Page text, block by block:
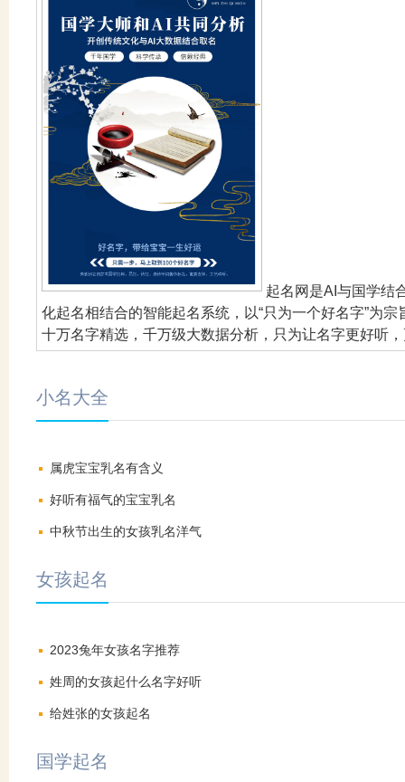
起名网是AI与国学结
化起名相结合的智能起名系统，以“只为一个好名字”为
十万名字精选，千万级大数据分析，只为让名字更好听
小名大全
属虎宝宝乳名有含义
好听有福气的宝宝乳名
中秋节出生的女孩乳名洋气
女孩起名
2023兔年女孩名字推荐
姓周的女孩起什么名字好听
给姓张的女孩起名
国学起名